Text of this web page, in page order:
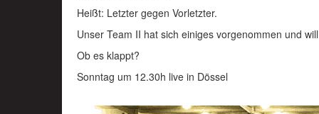
Heißt: Letzter gegen Vorletzter.
Unser Team II hat sich einiges vorgenommen und
Ob es klappt?
Sonntag um 12.30h live in Dössel